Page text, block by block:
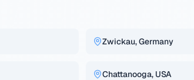
Zwickau, Germany
Chattanooga, USA